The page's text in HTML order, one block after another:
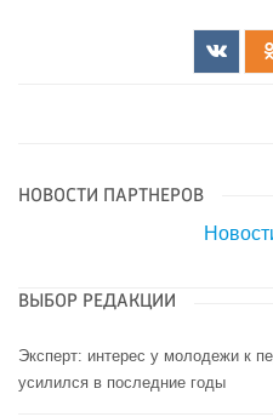
НОВОСТИ ПАРТНЕРОВ
ВЫБОР РЕДАКЦИИ
Эксперт: интерес у молодежи к
усилился в последние годы